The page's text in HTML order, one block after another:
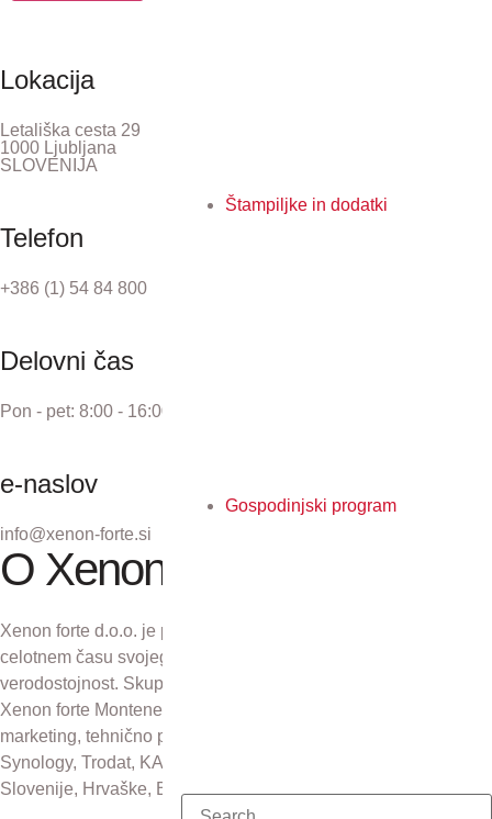
Štampiljke in dodatki
Gospodinjski program
Lokacija
Letališka cesta 29
1000 Ljubljana
SLOVENIJA
Telefon
+386 (1) 54 84 800
Delovni čas
Pon - pet: 8:00 - 16:00
e-naslov
info@xenon-forte.si
O Xenon forte
Xenon forte d.o.o. je podjetje z več kot 30-letno tradicijo. V
celotnem času svojega obstoja se zavzema za odličnost in
verodostojnost. Skupaj s podjetji Xenon forte Zagreb d.o.o.,
Xenon forte Montenegro in Xenon forte d.o.o., Sarajevo skrbi za
marketing, tehnično podporo in distribucijo izdelkov Kyocera,
Synology, Trodat, KAI, Plustek in CZUR na področju Republike
Slovenije, Hrvaške, Bosne in Hercegovine ter Črne gore.